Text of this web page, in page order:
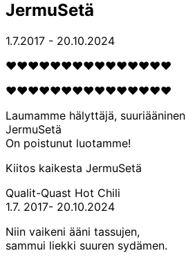
JermuSetä
1.7.2017 - 20.10.2024
❤️❤️❤️❤️❤️❤️❤️❤️❤️❤️❤️❤️❤️❤️❤️
❤️❤️❤️❤️❤️❤️❤️❤️❤️❤️❤️❤️❤️❤️❤️
Laumamme hälyttäjä, suuriääninen
JermuSetä
On poistunut luotamme!
Kiitos kaikesta JermuSetä
Qualit-Quast Hot Chili
1.7. 2017- 20.10.2024
Niin vaikeni ääni tassujen,
sammui liekki suuren sydämen.